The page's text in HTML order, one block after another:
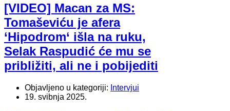
[VIDEO] Macan za MS:
Tomaševiću je afera
‘Hipodrom‘ išla na ruku,
Selak Raspudić će mu se
približiti, ali ne i pobijediti
Objavljeno u kategoriji: Intervjui
19. svibnja 2025.